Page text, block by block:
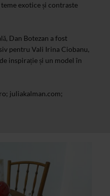
exotice și contraste
Dan Botezan a fost
pentru Vali Irina Ciobanu,
inspirație și un model în
juliakalman.com;